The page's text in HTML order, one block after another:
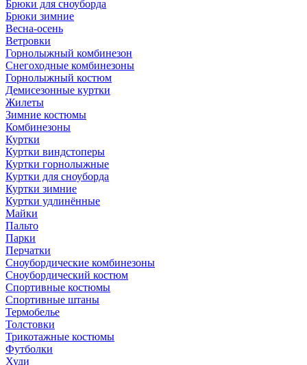
Брюки для сноуборда
Брюки зимние
Весна-осень
Ветровки
Горнолыжный комбинезон
Снегоходные комбинезоны
Горнолыжный костюм
Демисезонные куртки
Жилеты
Зимние костюмы
Комбинезоны
Куртки
Куртки виндстоперы
Куртки горнолыжные
Куртки для сноуборда
Куртки зимние
Куртки удлинённые
Майки
Пальто
Парки
Перчатки
Сноубордические комбинезоны
Сноубордический костюм
Спортивные костюмы
Спортивные штаны
Термобелье
Толстовки
Трикотажные костюмы
Футболки
Худи